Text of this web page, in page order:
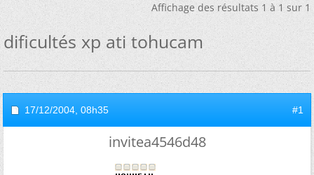
Affichage des résultats 1 à 1 sur 1
dificultés xp ati tohucam
17/12/2004, 08h35 #1
invitea4546d48